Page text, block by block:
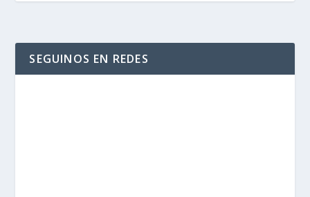
SEGUINOS EN REDES